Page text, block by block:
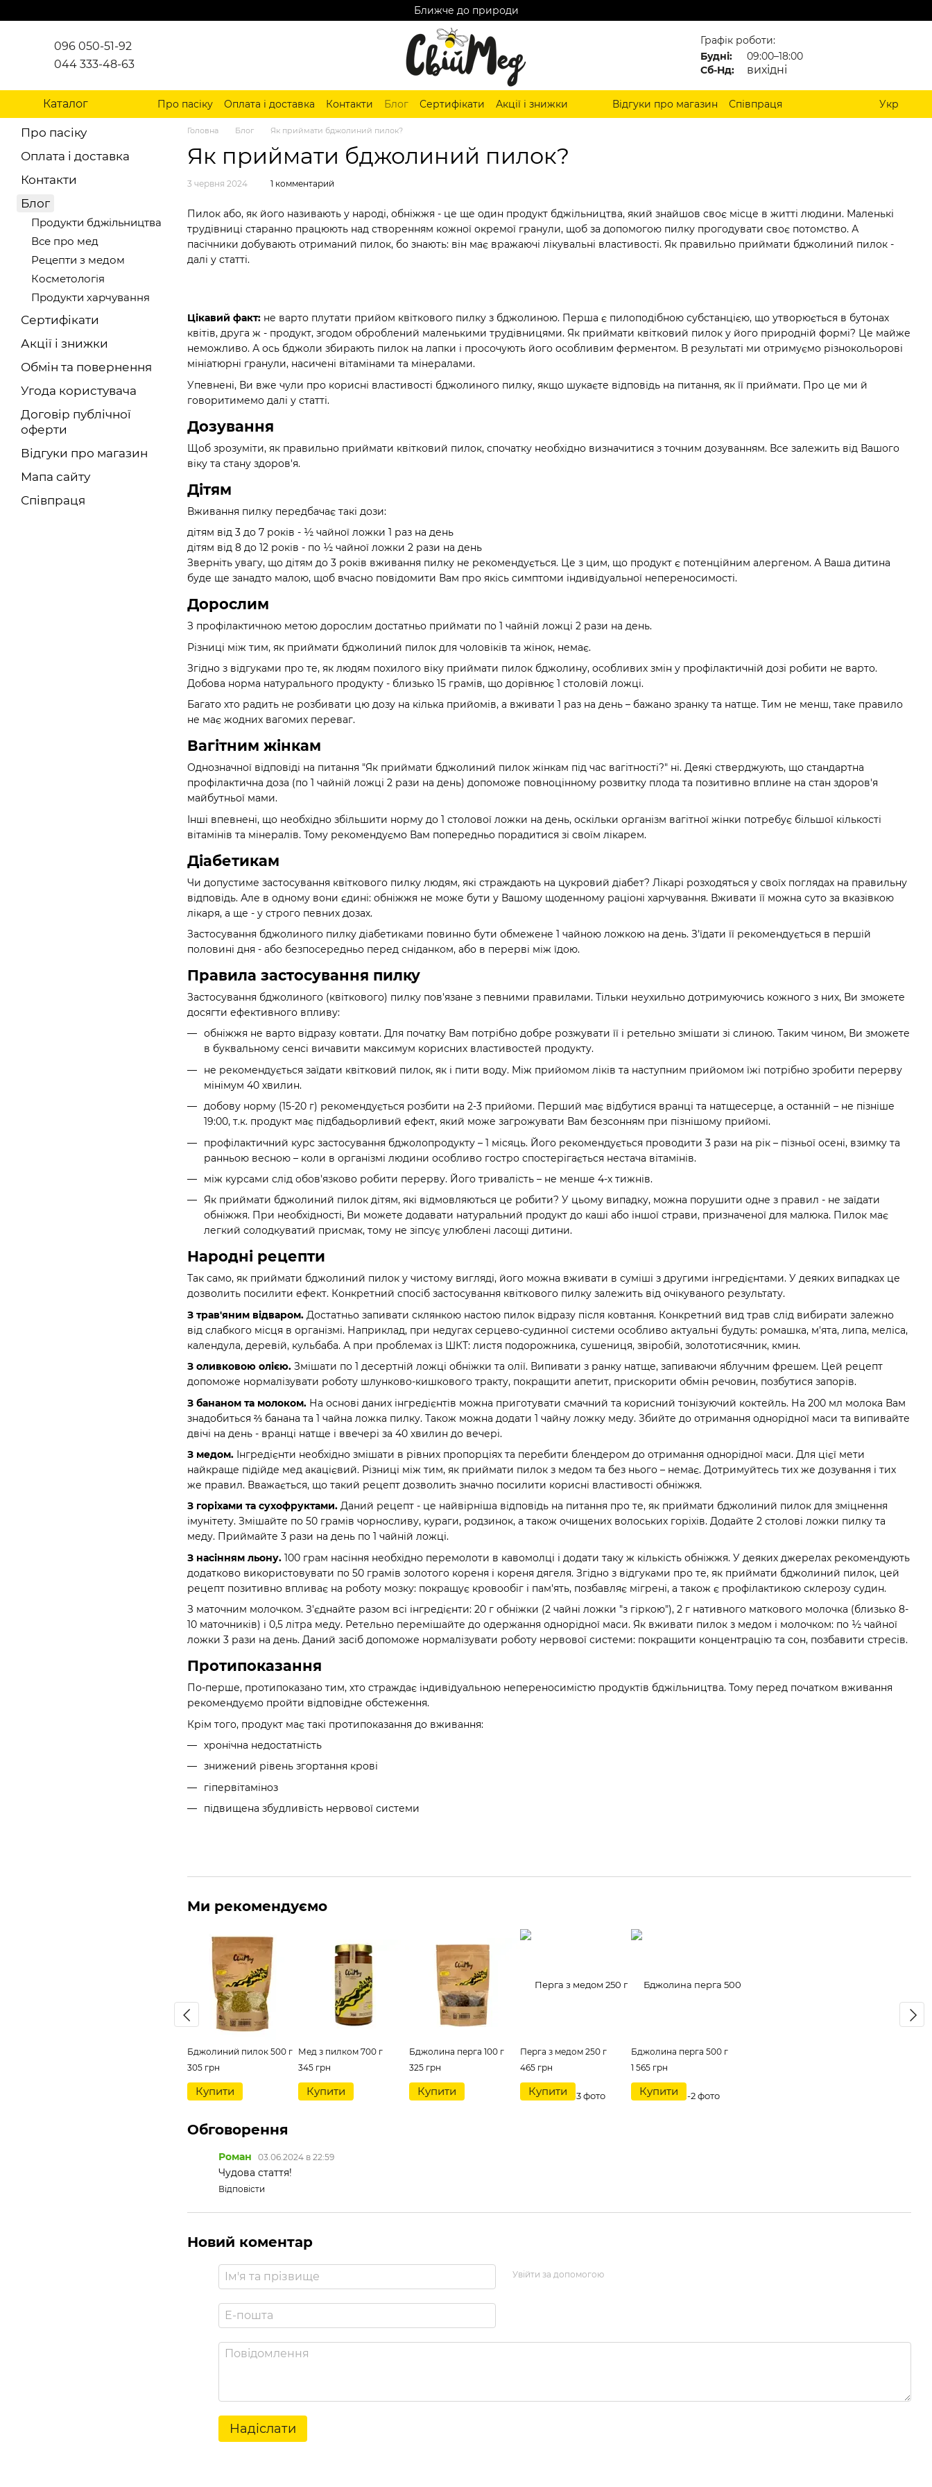
Ближче до природи
096 050-51-92
044 333-48-63
Графік роботи:
Будні:
09:00–18:00
Сб-Нд:
вихідні
Каталог Про пасіку Оплата і доставка Контакти Блог Сертифікати Акції і знижки Відгуки про магазин Співпраця Укр
Головна Блог Як приймати бджолиний пилок?
Як приймати бджолиний пилок?
3 червня 2024 1 комментарий
Пилок або, як його називають у народі, обніжжя - це ще один продукт бджільництва, який знайшов своє місце в житті людини. Маленькі
трудівниці старанно працюють над створенням кожної окремої гранули, щоб за допомогою пилку прогодувати своє потомство. А
пасічники добувають отриманий пилок, бо знають: він має вражаючі лікувальні властивості. Як правильно приймати бджолиний пилок -
далі у статті.
Цікавий факт: не варто плутати прийом квіткового пилку з бджолиною. Перша є пилоподібною субстанцією, що утворюється в бутонах
квітів, друга ж - продукт, згодом оброблений маленькими трудівницями. Як приймати квітковий пилок у його природній формі? Це майже
неможливо. А ось бджоли збирають пилок на лапки і просочують його особливим ферментом. В результаті ми отримуємо різнокольорові
мініатюрні гранули, насичені вітамінами та мінералами.
Упевнені, Ви вже чули про корисні властивості бджолиного пилку, якщо шукаєте відповідь на питання, як її приймати. Про це ми й
говоритимемо далі у статті.
Дозування
Щоб зрозуміти, як правильно приймати квітковий пилок, спочатку необхідно визначитися з точним дозуванням. Все залежить від Вашого
віку та стану здоров'я.
Дітям
Вживання пилку передбачає такі дози:
дітям від 3 до 7 років - ½ чайної ложки 1 раз на день
дітям від 8 до 12 років - по ½ чайної ложки 2 рази на день
Зверніть увагу, що дітям до 3 років вживання пилку не рекомендується. Це з цим, що продукт є потенційним алергеном. А Ваша дитина
буде ще занадто малою, щоб вчасно повідомити Вам про якісь симптоми індивідуальної непереносимості.
Дорослим
З профілактичною метою дорослим достатньо приймати по 1 чайній ложці 2 рази на день.
Різниці між тим, як приймати бджолиний пилок для чоловіків та жінок, немає.
Згідно з відгуками про те, як людям похилого віку приймати пилок бджолину, особливих змін у профілактичній дозі робити не варто.
Добова норма натурального продукту - близько 15 грамів, що дорівнює 1 столовій ложці.
Багато хто радить не розбивати цю дозу на кілька прийомів, а вживати 1 раз на день – бажано зранку та натще. Тим не менш, таке правило
не має жодних вагомих переваг.
Вагітним жінкам
Однозначної відповіді на питання "Як приймати бджолиний пилок жінкам під час вагітності?" ні. Деякі стверджують, що стандартна
профілактична доза (по 1 чайній ложці 2 рази на день) допоможе повноцінному розвитку плода та позитивно вплине на стан здоров'я
майбутньої мами.
Інші впевнені, що необхідно збільшити норму до 1 столової ложки на день, оскільки організм вагітної жінки потребує більшої кількості
вітамінів та мінералів. Тому рекомендуємо Вам попередньо порадитися зі своїм лікарем.
Діабетикам
Чи допустиме застосування квіткового пилку людям, які страждають на цукровий діабет? Лікарі розходяться у своїх поглядах на правильну
відповідь. Але в одному вони єдині: обніжжя не може бути у Вашому щоденному раціоні харчування. Вживати її можна суто за вказівкою
лікаря, а ще - у строго певних дозах.
Застосування бджолиного пилку діабетиками повинно бути обмежене 1 чайною ложкою на день. З'їдати її рекомендується в першій
половині дня - або безпосередньо перед сніданком, або в перерві між їдою.
Правила застосування пилку
Застосування бджолиного (квіткового) пилку пов'язане з певними правилами. Тільки неухильно дотримуючись кожного з них, Ви зможете
досягти ефективного впливу:
обніжжя не варто відразу ковтати. Для початку Вам потрібно добре розжувати її і ретельно змішати зі слиною. Таким чином, Ви зможете
в буквальному сенсі вичавити максимум корисних властивостей продукту.
не рекомендується заїдати квітковий пилок, як і пити воду. Між прийомом ліків та наступним прийомом їжі потрібно зробити перерву
мінімум 40 хвилин.
добову норму (15-20 г) рекомендується розбити на 2-3 прийоми. Перший має відбутися вранці та натщесерце, а останній – не пізніше
19:00, т.к. продукт має підбадьорливий ефект, який може загрожувати Вам безсонням при пізнішому прийомі.
профілактичний курс застосування бджолопродукту – 1 місяць. Його рекомендується проводити 3 рази на рік – пізньої осені, взимку та
ранньою весною – коли в організмі людини особливо гостро спостерігається нестача вітамінів.
між курсами слід обов'язково робити перерву. Його тривалість – не менше 4-х тижнів.
Як приймати бджолиний пилок дітям, які відмовляються це робити? У цьому випадку, можна порушити одне з правил - не заїдати
обніжжя. При необхідності, Ви можете додавати натуральний продукт до каші або іншої страви, призначеної для малюка. Пилок має
легкий солодкуватий присмак, тому не зіпсує улюблені ласощі дитини.
Народні рецепти
Так само, як приймати бджолиний пилок у чистому вигляді, його можна вживати в суміші з другими інгредієнтами. У деяких випадках це
дозволить посилити ефект. Конкретний спосіб застосування квіткового пилку залежить від очікуваного результату.
З трав'яним відваром. Достатньо запивати склянкою настою пилок відразу після ковтання. Конкретний вид трав слід вибирати залежно
від слабкого місця в організмі. Наприклад, при недугах серцево-судинної системи особливо актуальні будуть: ромашка, м'ята, липа, меліса,
календула, деревій, кульбаба. А при проблемах із ШКТ: листя подорожника, сушениця, звіробій, золототисячник, кмин.
З оливковою олією. Змішати по 1 десертній ложці обніжки та олії. Випивати з ранку натще, запиваючи яблучним фрешем. Цей рецепт
допоможе нормалізувати роботу шлунково-кишкового тракту, покращити апетит, прискорити обмін речовин, позбутися запорів.
З бананом та молоком. На основі даних інгредієнтів можна приготувати смачний та корисний тонізуючий коктейль. На 200 мл молока Вам
знадобиться ⅔ банана та 1 чайна ложка пилку. Також можна додати 1 чайну ложку меду. Збийте до отримання однорідної маси та випивайте
двічі на день - вранці натще і ввечері за 40 хвилин до вечері.
З медом. Інгредієнти необхідно змішати в рівних пропорціях та перебити блендером до отримання однорідної маси. Для цієї мети
найкраще підійде мед акацієвий. Різниці між тим, як приймати пилок з медом та без нього – немає. Дотримуйтесь тих же дозування і тих
же правил. Вважається, що такий рецепт дозволить значно посилити корисні властивості обніжжя.
З горіхами та сухофруктами. Даний рецепт - це найвірніша відповідь на питання про те, як приймати бджолиний пилок для зміцнення
імунітету. Змішайте по 50 грамів чорносливу, кураги, родзинок, а також очищених волоських горіхів. Додайте 2 столові ложки пилку та
меду. Приймайте 3 рази на день по 1 чайній ложці.
З насінням льону. 100 грам насіння необхідно перемолоти в кавомолці і додати таку ж кількість обніжжя. У деяких джерелах рекомендують
додатково використовувати по 50 грамів золотого кореня і кореня дягеля. Згідно з відгуками про те, як приймати бджолиний пилок, цей
рецепт позитивно впливає на роботу мозку: покращує кровообіг і пам'ять, позбавляє мігрені, а також є профілактикою склерозу судин.
З маточним молочком. З'єднайте разом всі інгредієнти: 20 г обніжки (2 чайні ложки "з гіркою"), 2 г нативного маткового молочка (близько 8-
10 маточників) і 0,5 літра меду. Ретельно перемішайте до одержання однорідної маси. Як вживати пилок з медом і молочком: по ½ чайної
ложки 3 рази на день. Даний засіб допоможе нормалізувати роботу нервової системи: покращити концентрацію та сон, позбавити стресів.
Протипоказання
По-перше, протипоказано тим, хто страждає індивідуальною непереносимістю продуктів бджільництва. Тому перед початком вживання
рекомендуємо пройти відповідне обстеження.
Крім того, продукт має такі протипоказання до вживання:
хронічна недостатність
знижений рівень згортання крові
гіпервітаміноз
підвищена збудливість нервової системи
Ми рекомендуємо
Бджолиний пилок 500 г
305 грн
Купити
Мед з пилком 700 г
345 грн
Купити
Бджолина перга 100 г
325 грн
Купити
Перга з медом 250 г
465 грн
Купити
Бджолина перга 500 г
1 565 грн
Купити
Обговорення
Роман 03.06.2024 в 22:59
Чудова стаття!
Відповісти
Новий коментар
Увійти за допомогою
Надіслати
Про пасіку
Оплата і доставка
Контакти
Блог
Продукти бджільництва
Все про мед
Рецепти з медом
Косметологія
Продукти харчування
Сертифікати
Акції і знижки
Обмін та повернення
Угода користувача
Договір публічної
оферти
Відгуки про магазин
Мапа сайту
Співпраця